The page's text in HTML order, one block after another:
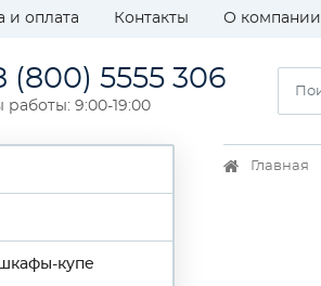
и оплата Контакты О компании
(800) 5555 306
работы: 9:00-19:00
купе
Главная